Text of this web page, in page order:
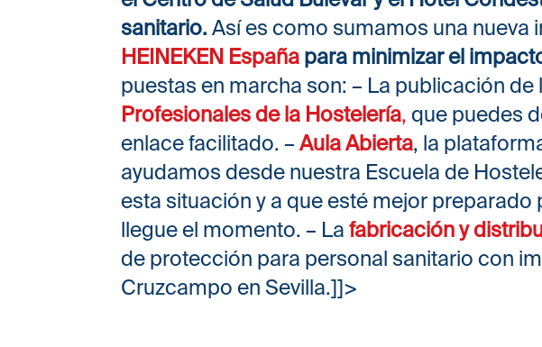
sanitario. Así es como sumamos una nueva
HEINEKEN España para minimizar el
puestas en marcha son: – La publicación de
Profesionales de la Hostelería, que puedes
enlace facilitado. –Aula Abierta, la
ayudamos desde nuestra Escuela de
esta situación y a que esté mejor preparado
llegue el momento. – Lafabricación y
de protección para personal sanitario con
Cruzcampo en Sevilla.]]>